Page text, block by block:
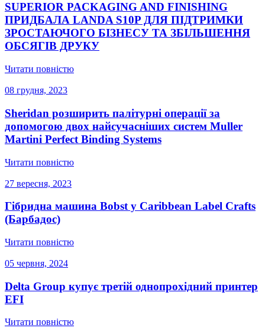
SUPERIOR PACKAGING AND FINISHING
ПРИДБАЛА LANDA S10P ДЛЯ ПІДТРИМКИ
ЗРОСТАЮЧОГО БІЗНЕСУ ТА ЗБІЛЬШЕННЯ
ОБСЯГІВ ДРУКУ
Читати повністю
08 грудня, 2023
Sheridan розширить палітурні операції за
допомогою двох найсучасніших систем Muller
Martini Perfect Binding Systems
Читати повністю
27 вересня, 2023
Гібридна машина Bobst у Caribbean Label Crafts
(Барбадос)
Читати повністю
05 червня, 2024
Delta Group купує третій однопрохідний принтер
EFI
Читати повністю